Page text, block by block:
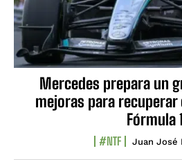
Mercedes prepara un
mejoras para
Fórmula 1
#NTF Juan José